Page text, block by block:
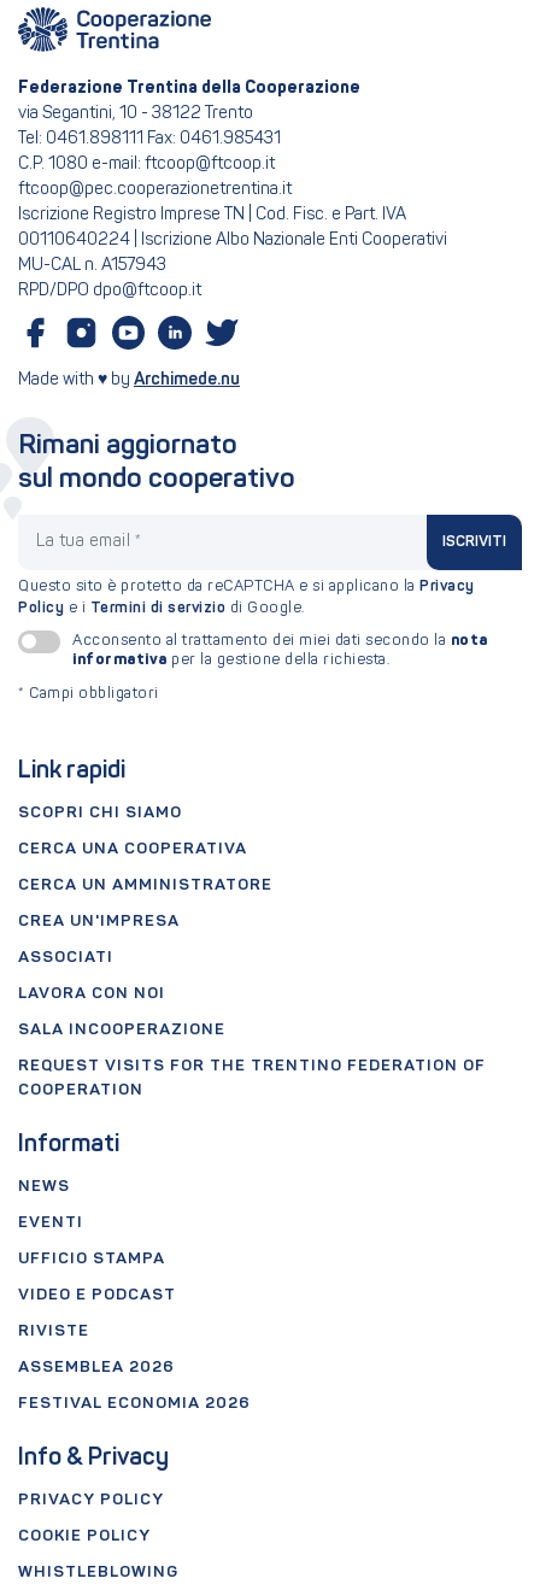
Federazione Trentina della Cooperazione
via Segantini, 10 - 38122 Trento
Tel: 0461.898111 Fax: 0461.985431
C.P. 1080 e-mail: ftcoop@ftcoop.it
ftcoop@pec.cooperazionetrentina.it
Iscrizione Registro Imprese TN | Cod. Fisc. e Part. IVA
00110640224 | Iscrizione Albo Nazionale Enti Cooperativi
MU-CAL n. A157943
RPD/DPO dpo@ftcoop.it
Made with ♥ by Archimede.nu
Link rapidi
SCOPRI CHI SIAMO
CERCA UNA COOPERATIVA
CERCA UN AMMINISTRATORE
CREA UN'IMPRESA
ASSOCIATI
LAVORA CON NOI
SALA INCOOPERAZIONE
REQUEST VISITS FOR THE TRENTINO FEDERATION OF
COOPERATION
Informati
NEWS
EVENTI
UFFICIO STAMPA
VIDEO E PODCAST
RIVISTE
ASSEMBLEA 2026
FESTIVAL ECONOMIA 2026
Info & Privacy
PRIVACY POLICY
COOKIE POLICY
WHISTLEBLOWING
Rimani aggiornato
sul mondo cooperativo
ISCRIVITI
Questo sito è protetto da reCAPTCHA e si applicano la Privacy
Policy e i Termini di servizio di Google.
Acconsento al trattamento dei miei dati secondo la nota
informativa per la gestione della richiesta.
* Campi obbligatori